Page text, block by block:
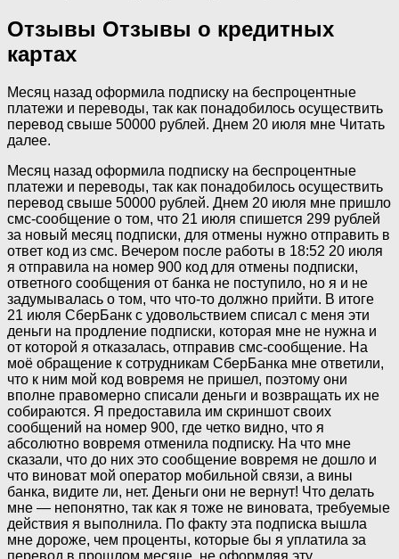
Отзывы Отзывы о кредитных
картах
Месяц назад оформила подписку на беспроцентные
платежи и переводы, так как понадобилось осуществить
перевод свыше 50000 рублей. Днем 20 июля мне Читать
далее.
Месяц назад оформила подписку на беспроцентные
платежи и переводы, так как понадобилось осуществить
перевод свыше 50000 рублей. Днем 20 июля мне пришло
смс-сообщение о том, что 21 июля спишется 299 рублей
за новый месяц подписки, для отмены нужно отправить в
ответ код из смс. Вечером после работы в 18:52 20 июля
я отправила на номер 900 код для отмены подписки,
ответного сообщения от банка не поступило, но я и не
задумывалась о том, что что-то должно прийти. В итоге
21 июля СберБанк с удовольствием списал с меня эти
деньги на продление подписки, которая мне не нужна и
от которой я отказалась, отправив смс-сообщение. На
моё обращение к сотрудникам СберБанка мне ответили,
что к ним мой код вовремя не пришел, поэтому они
вполне правомерно списали деньги и возвращать их не
собираются. Я предоставила им скриншот своих
сообщений на номер 900, где четко видно, что я
абсолютно вовремя отменила подписку. На что мне
сказали, что до них это сообщение вовремя не дошло и
что виноват мой оператор мобильной связи, а вины
банка, видите ли, нет. Деньги они не вернут! Что делать
мне — непонятно, так как я тоже не виновата, требуемые
действия я выполнила. По факту эта подписка вышла
мне дороже, чем проценты, которые бы я уплатила за